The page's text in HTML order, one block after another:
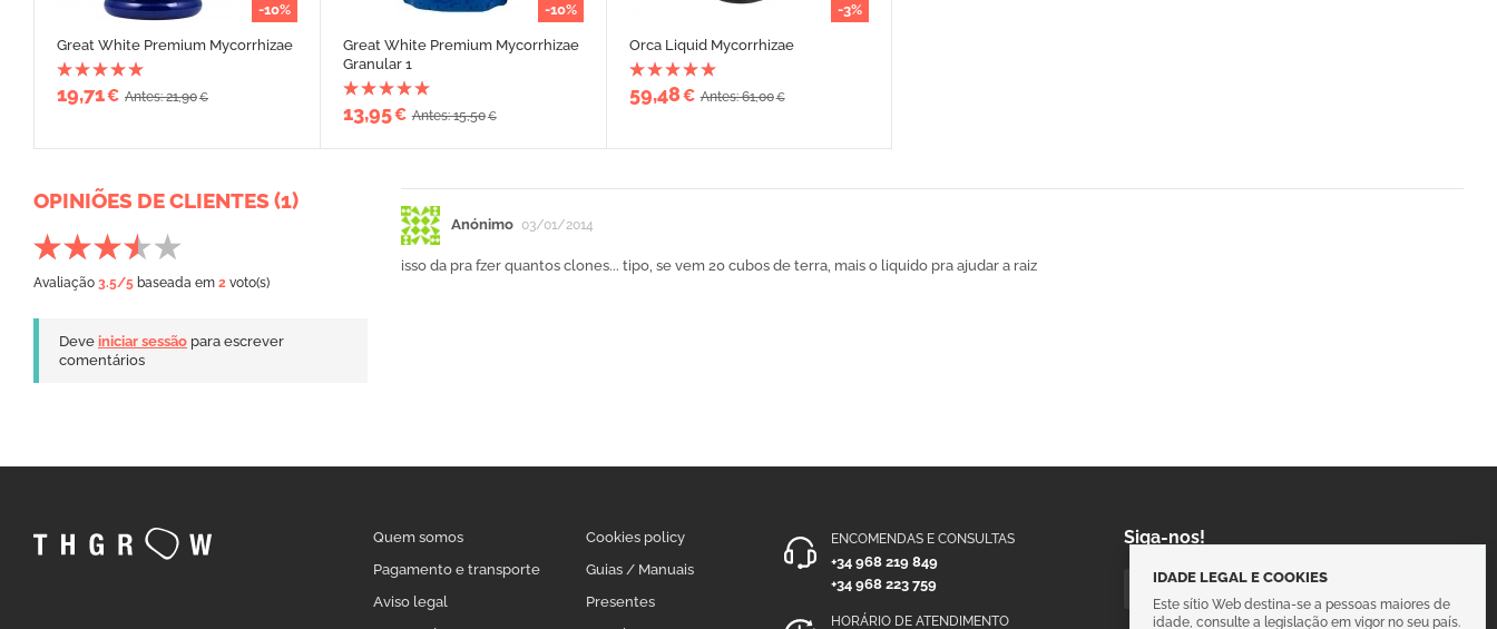
-10%
Great White Premium Mycorrhizae
19,71€ Antes: 21,90€
-10%
Great White Premium Mycorrhizae
Granular 1
13,95€ Antes: 15,50€
-3%
Orca Liquid Mycorrhizae
59,48€ Antes: 61,00€
OPINIÕES DE CLIENTES (1)
Avaliação 3.5/5 baseada em 2 voto(s)
Deve iniciar sessão para escrever
comentários
Anónimo 03/01/2014
isso da pra fzer quantos clones... tipo, se vem 20 cubos de terra, mais o liquido pra ajudar a raiz
Quem somos
Pagamento e transporte
Aviso legal
Cookies policy
Guias / Manuais
Presentes
ENCOMENDAS E CONSULTAS
+34 968 219 849
+34 968 223 759
HORÁRIO DE ATENDIMENTO
Siga-nos!
IDADE LEGAL E COOKIES
Este sítio Web destina-se a pessoas maiores de
idade, consulte a legislação em vigor no seu país.